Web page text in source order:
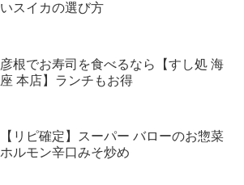
いスイカの選び方
彦根でお寿司を食べるなら【すし処 海
座 本店】ランチもお得
【リピ確定】スーパー バローのお惣菜
ホルモン辛口みそ炒め